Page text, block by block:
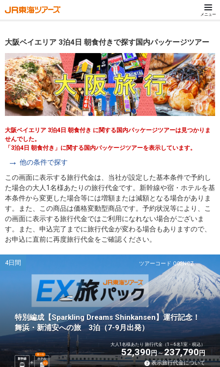
メニュー
大阪ベイエリア 3泊4日 朝食付きで探す国内パッケージツアー
大阪ベイエリア 3泊4日 朝食付き に関する国内パッケージツアーは見つかりま
せんでした。
「3泊4日 朝食付き」に関する国内パッケージツアーを表示しています。
他の条件で探す
この画面に表示する旅行代金は、当社が設定した基本条件で予約し
た場合の大人1名様あたりの旅行代金です。新幹線や宿・ホテルを基
本条件から変更した場合等には増額または減額となる場合がありま
す。また、この商品は価格変動型商品です。予約状況等により、こ
の画面に表示する旅行代金ではご利用になれない場合がございま
す。また、申込完了までに旅行代金が変わる場合もありますので、
お申込に直前に再度旅行代金をご確認ください。
ツアーコード Q02NCZ
4日間
特別編成【Sparkling Dreams Shinkansen】運行記念！
舞浜・新浦安への旅 3泊（7-9月出発）
新幹線 ホテル
選べる
3泊
大人1名様あたり 旅行代金（1～6名1室・税込）
52,390円 237,790円
表示旅行代金について